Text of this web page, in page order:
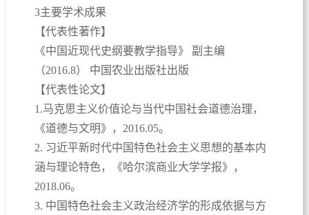
3主要学术成果
【代表性著作】
《中国近现代史纲要教学指导》 副主编
（2016.8） 中国农业出版社出版
【代表性论文】
1.马克思主义价值论与当代中国社会道德治理，
《道德与文明》，2016.05。
2. 习近平新时代中国特色社会主义思想的基本内
涵与理论特色，《哈尔滨商业大学学报》，
2018.06。
3. 中国特色社会主义政治经济学的形成依据与方